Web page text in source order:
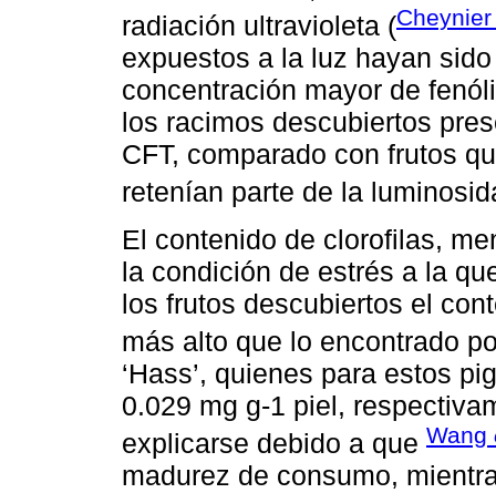
radiación ultravioleta (
expuestos a la luz hayan
concentración mayor de
los racimos descubiertos
CFT, comparado con frutos
retenían parte de la
El contenido de clorofilas,
la condición de estrés a la
los frutos descubiertos el
más alto que lo encontrado
‘Hass’, quienes para estos
0.029 mg g-1 piel,
explicarse debido a que Wang
madurez de consumo,